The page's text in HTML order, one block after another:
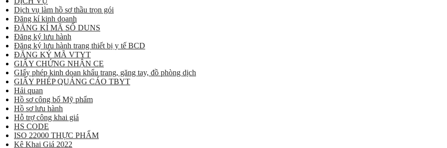
Dịch vụ làm hồ sơ thầu trọn gói
Đăng kí kinh doanh
ĐĂNG KÍ MÃ SỐ DUNS
Đăng ký lưu hành
Đăng ký lưu hành trang thiết bị y tế BCD
ĐĂNG KÝ MÃ VTYT
GIẤY CHỨNG NHẬN CE
GIấy phép kinh doan khẩu trang, găng tay, đồ phòng dịch
GIẤY PHÉP QUẢNG CÁO TBYT
Hải quan
Hồ sơ công bố Mỹ phẩm
Hồ sơ lưu hành
Hỗ trợ công khai giá
HS CODE
ISO 22000 THỰC PHẨM
Kê Khai Giá 2022